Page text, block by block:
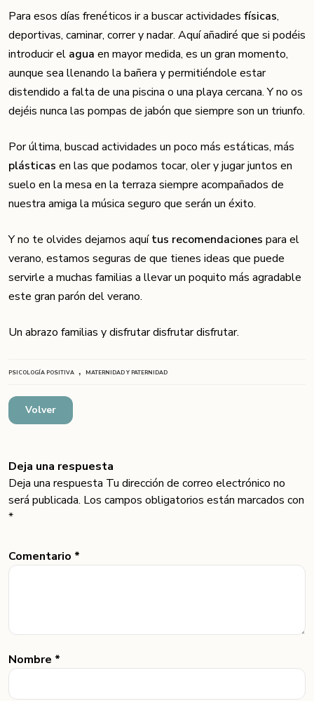
Para esos días frenéticos ir a buscar actividades físicas,
deportivas, caminar, correr y nadar. Aquí añadiré que si podéis
introducir el agua en mayor medida, es un gran momento,
aunque sea llenando la bañera y permitiéndole estar
distendido a falta de una piscina o una playa cercana. Y no os
dejéis nunca las pompas de jabón que siempre son un triunfo.
Por última, buscad actividades un poco más estáticas, más
plásticas en las que podamos tocar, oler y jugar juntos en
suelo en la mesa en la terraza siempre acompañados de
nuestra amiga la música seguro que serán un éxito.
Y no te olvides dejarnos aquítus recomendaciones para el
verano, estamos seguras de que tienes ideas que puede
servirle a muchas familias a llevar un poquito más agradable
este gran parón del verano.
Un abrazo familias y disfrutar disfrutar disfrutar.
PSICOLOGÍA POSITIVA , MATERNIDAD Y PATERNIDAD
Volver
Deja una respuesta
Deja una respuesta Tu dirección de correo electrónico no
será publicada. Los campos obligatorios están marcados con
*
Comentario *
Nombre *